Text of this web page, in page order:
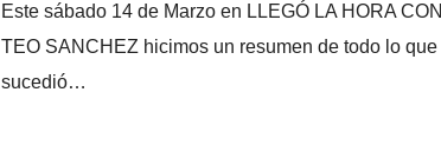
Este sábado 14 de Marzo en LLEGÓ LA HORA CON
TEO SANCHEZ hicimos un resumen de todo lo que
sucedió…